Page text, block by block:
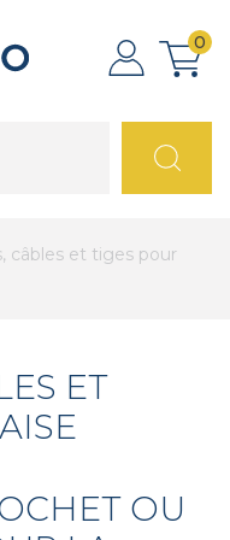
0
câbles et tiges pour
ET
OU